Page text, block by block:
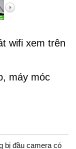
wifi xem trên
máy móc
bị đầu camera có